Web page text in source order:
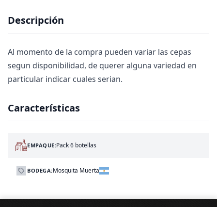
Descripción
Al momento de la compra pueden variar las cepas
segun disponibilidad, de querer alguna variedad en
particular indicar cuales serian.
Características
EMPAQUE:Pack 6 botellas
BODEGA:Mosquita Muerta